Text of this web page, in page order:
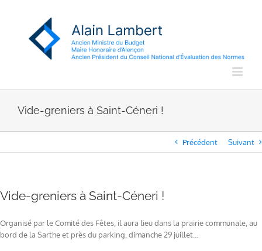
Vide-greniers à Saint-Céneri !
Précédent Suivant
Vide-greniers à Saint-Céneri !
Organisé par le Comité des Fêtes, il aura lieu dans la prairie communale, au
bord de la Sarthe et près du parking, dimanche 29 juillet…